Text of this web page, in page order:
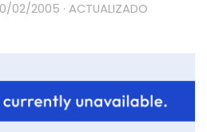
02/2005 · ACTUALIZADO